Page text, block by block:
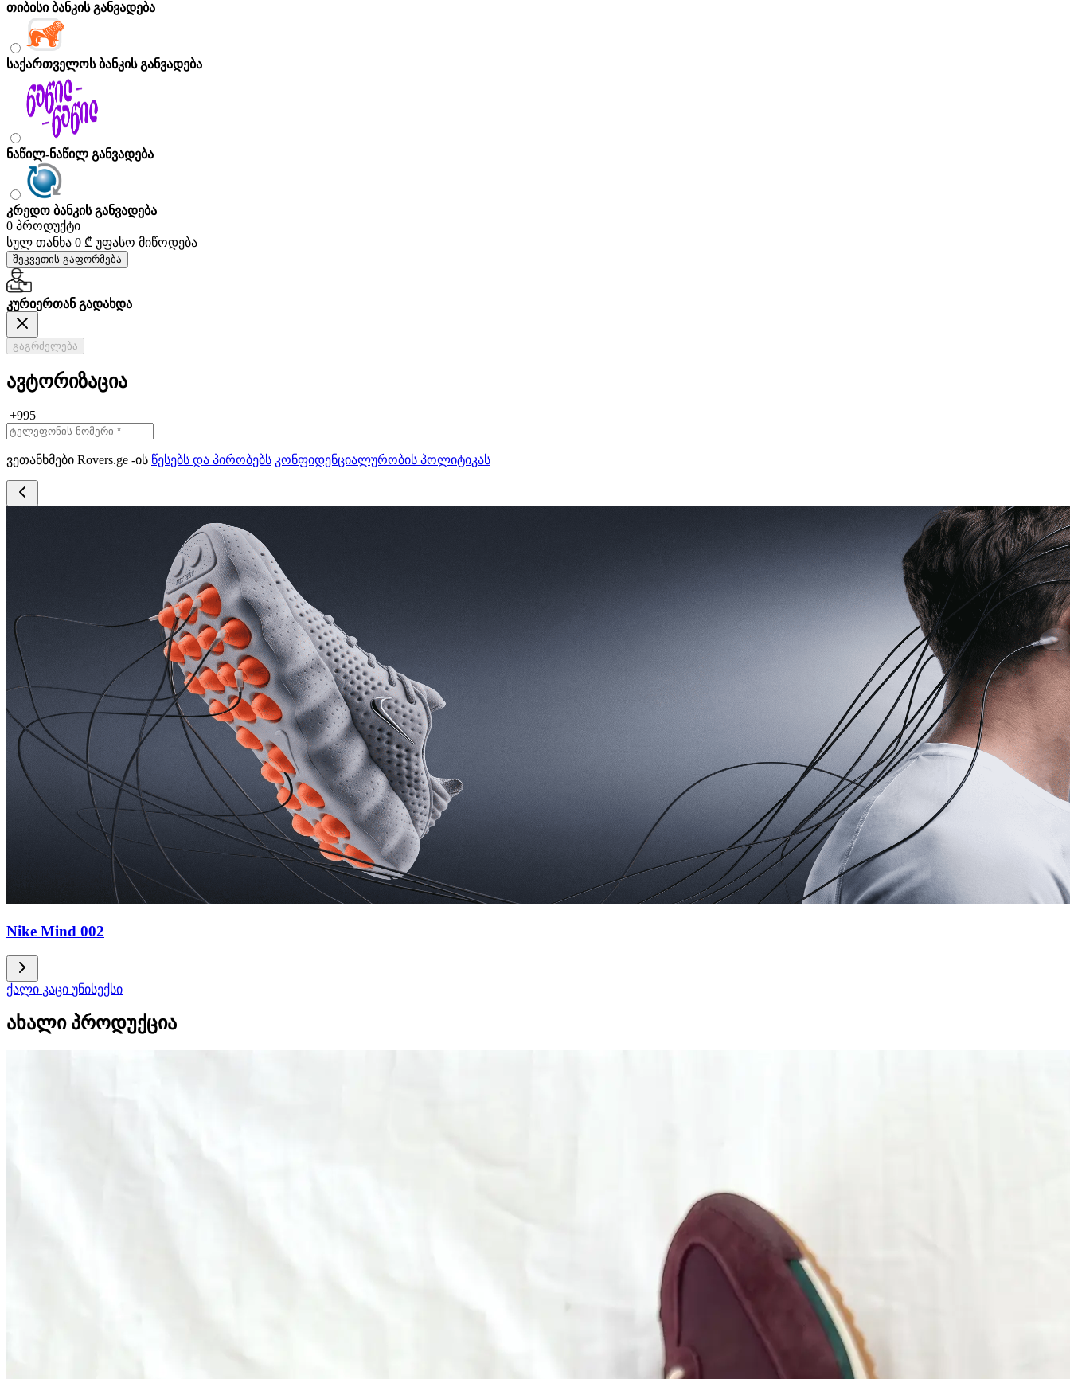
თიბისი ბანკის განვადება
საქართველოს ბანკის განვადება
ნაწილ-ნაწილ განვადება
კრედო ბანკის განვადება
0 პროდუქტი
სულ თანხა 0 ₾ უფასო მიწოდება
შეკვეთის გაფორმება
კურიერთან გადახდა
გაგრძელება
ავტორიზაცია
+995
ვეთანხმები Rovers.ge -ის წესებს და პირობებს კონფიდენციალურობის პოლიტიკას
Nike Mind 002
ქალი კაცი უნისექსი
ახალი პროდუქცია